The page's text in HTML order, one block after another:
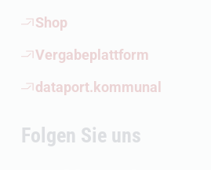
Shop
(Öffnet externen Link)
Vergabeplattform
(Öffnet externen Link)
dataport.kommunal
(Öffnet externen Link)
Folgen Sie uns